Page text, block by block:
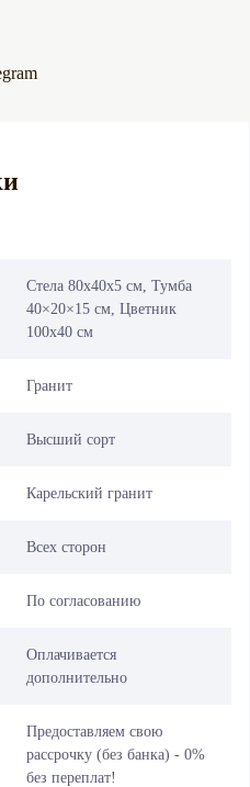
Стела 80х40х5 см, Тумба
40×20×15 см, Цветник
100х40 см
Гранит
Высший сорт
Карельский гранит
Всех сторон
По согласованию
Оплачивается
дополнительно
Предоставляем свою
рассрочку (без банка) - 0%
без переплат!